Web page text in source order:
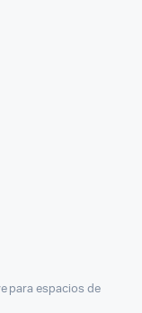
para espacios de